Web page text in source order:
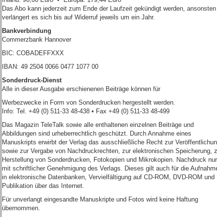
Das Abo kann jederzeit zum Ende der Laufzeit gekündigt werden, ansonsten
verlängert es sich bis auf Widerruf jeweils um ein Jahr.
Bankverbindung
Commerzbank Hannover
BIC: COBADEFFXXX
IBAN: 49 2504 0066 0477 1077 00
Sonderdruck-Dienst
Alle in dieser Ausgabe erschienenen Beiträge können für
Werbezwecke in Form von Sonderdrucken hergestellt werden.
Info: Tel. +49 (0) 511-33 48-438 • Fax +49 (0) 511-33 48-499
Das Magazin TeleTalk sowie alle enthaltenen einzelnen Beiträge und
Abbildungen sind urheberrechtlich geschützt. Durch Annahme eines
Manuskripts erwirbt der Verlag das ausschließliche Recht zur
sowie zur Vergabe von Nachdruckrechten, zur elektronischen Speicherung,
Herstellung von Sonderdrucken, Fotokopien und Mikrokopien. Nachdruck nur
mit schriftlicher Genehmigung des Verlags. Dieses gilt auch für die
in elektronische Datenbanken, Vervielfältigung auf CD-ROM, DVD-ROM und
Publikation über das Internet.
Für unverlangt eingesandte Manuskripte und Fotos wird keine Haftung
übernommen.